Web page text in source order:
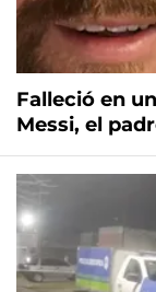
Falleció en
Messi, el